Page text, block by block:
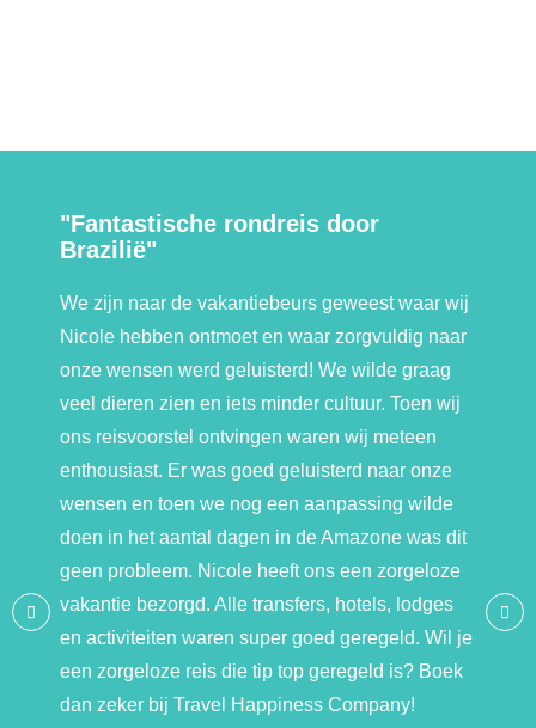
"Fantastische rondreis door
Brazilië"
We zijn naar de vakantiebeurs geweest waar wij
Nicole hebben ontmoet en waar zorgvuldig naar
onze wensen werd geluisterd! We wilde graag
veel dieren zien en iets minder cultuur. Toen wij
ons reisvoorstel ontvingen waren wij meteen
enthousiast. Er was goed geluisterd naar onze
wensen en toen we nog een aanpassing wilde
doen in het aantal dagen in de Amazone was dit
geen probleem. Nicole heeft ons een zorgeloze
vakantie bezorgd. Alle transfers, hotels, lodges
en activiteiten waren super goed geregeld. Wil je
een zorgeloze reis die tip top geregeld is? Boek
dan zeker bij Travel Happiness Company!